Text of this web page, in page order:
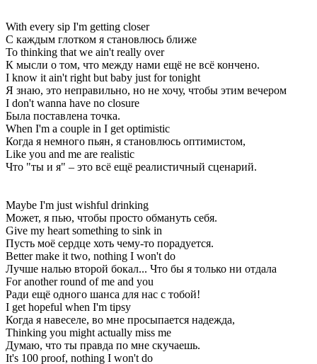
With every sip I'm getting closer
С каждым глотком я становлюсь ближе
To thinking that we ain't really over
К мысли о том, что между нами ещё не всё кончено.
I know it ain't right but baby just for tonight
Я знаю, это неправильно, но не хочу, чтобы этим вечером
I don't wanna have no closure
Была поставлена точка.
When I'm a couple in I get optimistic
Когда я немного пьян, я становлюсь оптимистом,
Like you and me are realistic
Что "ты и я" – это всё ещё реалистичный сценарий.
Maybe I'm just wishful drinking
Может, я пью, чтобы просто обмануть себя.
Give my heart something to sink in
Пусть моё сердце хоть чему-то порадуется.
Better make it two, nothing I won't do
Лучше налью второй бокал... Что бы я только ни отдала
For another round of me and you
Ради ещё одного шанса для нас с тобой!
I get hopeful when I'm tipsy
Когда я навеселе, во мне просыпается надежда,
Thinking you might actually miss me
Думаю, что ты правда по мне скучаешь.
It's 100 proof, nothing I won't do